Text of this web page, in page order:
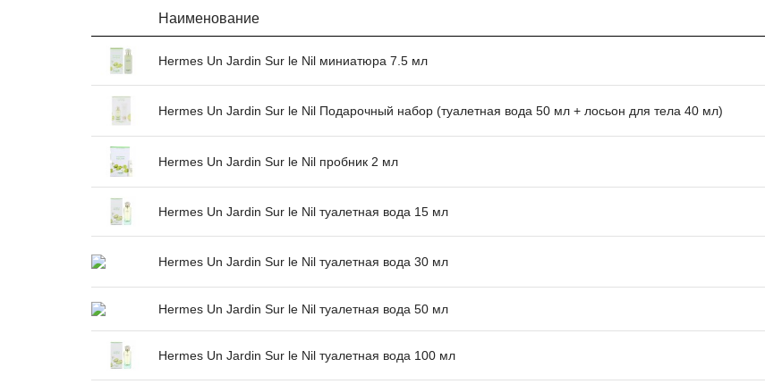
Наименование
Hermes Un Jardin Sur le Nil миниатюра 7.5 мл
Hermes Un Jardin Sur le Nil Подарочный набор (туалетная вода 50 мл + лосьон для тела 40 мл)
Hermes Un Jardin Sur le Nil пробник 2 мл
Hermes Un Jardin Sur le Nil туалетная вода 15 мл
Hermes Un Jardin Sur le Nil туалетная вода 30 мл
Hermes Un Jardin Sur le Nil туалетная вода 50 мл
Hermes Un Jardin Sur le Nil туалетная вода 100 мл